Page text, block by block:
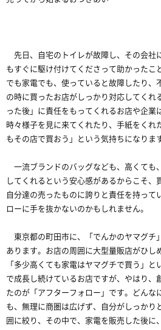
先日、自宅のトイレが故障し、その会社
もすぐに駆け付けてくださって助かったこ
でも家電でも、使っていると故障したり、
の時に買ったお店がしっかり対応してくれ
った後」に責任をもってくれるお店や企業
時々様子を見に来てくれたり、手紙をくれ
もその店で買おう」という気持ちになりま
一流ブランドのバッグなども、高くても
してくれるという安心感があるからこそ、
自分達の売ったものに誇りと責任を持って
ローに手を抜かないのかもしれません。
東京都の町田市に、「でんかのヤマグチ
あります。お店の周囲に大型量販店がひし
「多少高くても家電はヤマグチで買う」と
で成長し続けているお店ですが、やはり、
たのが「アフターフォロー」です。どんな
も、無理に商圏は広げず、自分がしっかり
囲に絞り、その中で、家電を販売した後に